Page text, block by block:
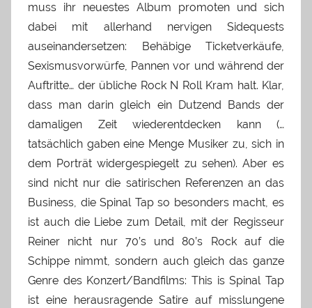
muss ihr neuestes Album promoten und sich
dabei mit allerhand nervigen Sidequests
auseinandersetzen: Behäbige Ticketverkäufe,
Sexismusvorwürfe, Pannen vor und während der
Auftritte… der übliche Rock N Roll Kram halt. Klar,
dass man darin gleich ein Dutzend Bands der
damaligen Zeit wiederentdecken kann (…
tatsächlich gaben eine Menge Musiker zu, sich in
dem Porträt widergespiegelt zu sehen). Aber es
sind nicht nur die satirischen Referenzen an das
Business, die Spinal Tap so besonders macht, es
ist auch die Liebe zum Detail, mit der Regisseur
Reiner nicht nur 70’s und 80’s Rock auf die
Schippe nimmt, sondern auch gleich das ganze
Genre des Konzert/Bandfilms: This is Spinal Tap
ist eine herausragende Satire auf misslungene